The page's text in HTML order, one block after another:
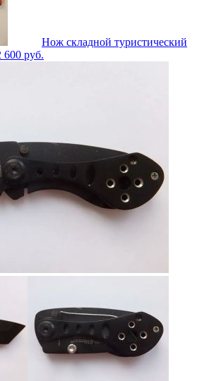
Нож складной туристический
600 руб.